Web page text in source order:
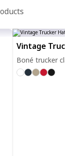
Vintage
Boné trucker